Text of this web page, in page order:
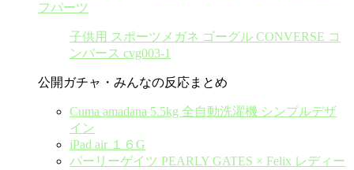
フパーツ
子供用 スポーツメガネ ゴーグル CONVERSE コ
ンバース cvg003-1
公開ガチャ・みんなの反応まとめ
Cuma amadana 5.5kg 全自動洗濯機 シンプルデザ
イン
iPad air １６G
パーリーゲイツ PEARLY GATES × Felix レディー